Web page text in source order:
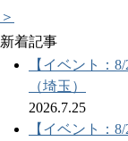
＞
新着記事
【イベント：
（埼玉）
2026.7.25
【イベント：